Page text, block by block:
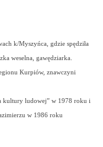
k/Myszyńca, gdzie spędziła
weselna, gawędziarka.
Kurpiów, znawczyni
kultury ludowej” w 1978 roku i
w 1986 roku